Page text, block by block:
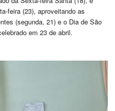
feira (23), aproveitando as
(segunda, 21) e o Dia de São
em 23 de abril.